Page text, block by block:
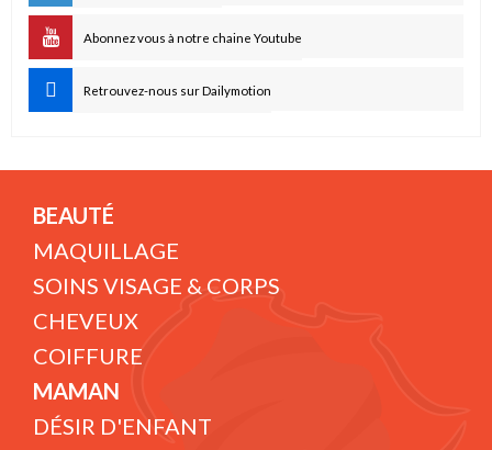
Abonnez vous à notre chaine Youtube
Retrouvez-nous sur Dailymotion
BEAUTÉ
MAQUILLAGE
SOINS VISAGE & CORPS
CHEVEUX
COIFFURE
MAMAN
DÉSIR D'ENFANT